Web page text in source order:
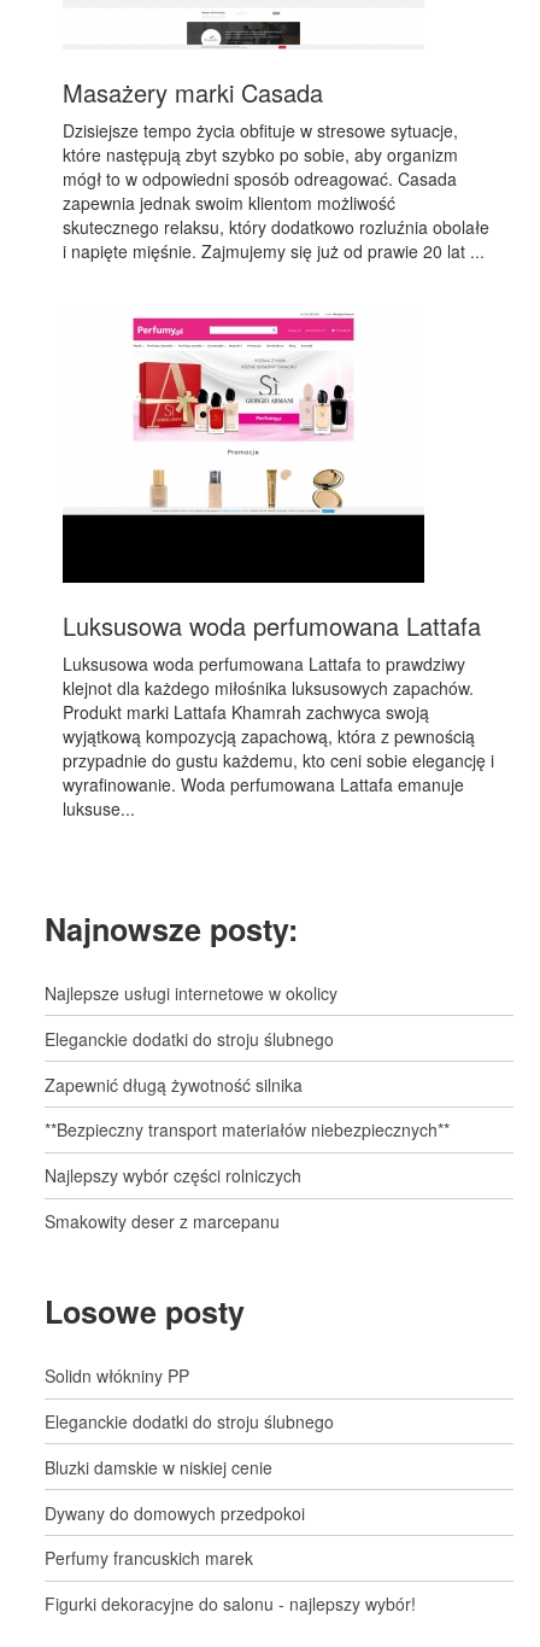
Masażery marki Casada
Dzisiejsze tempo życia obfituje w stresowe sytuacje,
które następują zbyt szybko po sobie, aby organizm
mógł to w odpowiedni sposób odreagować. Casada
zapewnia jednak swoim klientom możliwość
skutecznego relaksu, który dodatkowo rozluźnia obolałe
i napięte mięśnie. Zajmujemy się już od prawie 20 lat ...
Luksusowa woda perfumowana Lattafa
Luksusowa woda perfumowana Lattafa to prawdziwy
klejnot dla każdego miłośnika luksusowych zapachów.
Produkt marki Lattafa Khamrah zachwyca swoją
wyjątkową kompozycją zapachową, która z pewnością
przypadnie do gustu każdemu, kto ceni sobie elegancję i
wyrafinowanie. Woda perfumowana Lattafa emanuje
luksuse...
Najnowsze posty:
Najlepsze usługi internetowe w okolicy
Eleganckie dodatki do stroju ślubnego
Zapewnić długą żywotność silnika
**Bezpieczny transport materiałów niebezpiecznych**
Najlepszy wybór części rolniczych
Smakowity deser z marcepanu
Losowe posty
Solidn włókniny PP
Eleganckie dodatki do stroju ślubnego
Bluzki damskie w niskiej cenie
Dywany do domowych przedpokoi
Perfumy francuskich marek
Figurki dekoracyjne do salonu - najlepszy wybór!